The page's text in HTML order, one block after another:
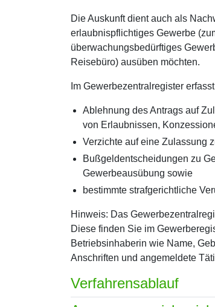
Die Auskunft dient auch als
erlaubnispflichtiges Gewerbe
überwachungsbedürftiges
Reisebüro) ausüben möchten.
Im Gewerbezentralregister
Ablehnung des Antrags auf
von Erlaubnissen,
Verzichte auf eine Zulassung
Bußgeldentscheidungen zu
Gewerbeausübung sowie
bestimmte strafgerichtliche
Hinweis: Das
Diese finden Sie im
Betriebsinhaberin wie Name,
Anschriften und angemeldete
Verfahrensablauf